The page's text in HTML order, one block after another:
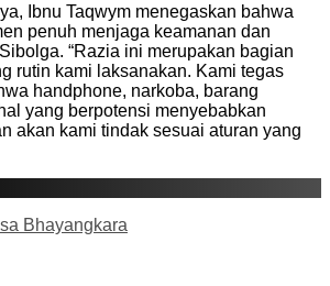
Ibnu Taqwym menegaskan bahwa
penuh menjaga keamanan dan
“Razia ini merupakan bagian
rutin kami laksanakan. Kami tegas
handphone, narkoba, barang
yang berpotensi menyebabkan
akan kami tindak sesuai aturan yang